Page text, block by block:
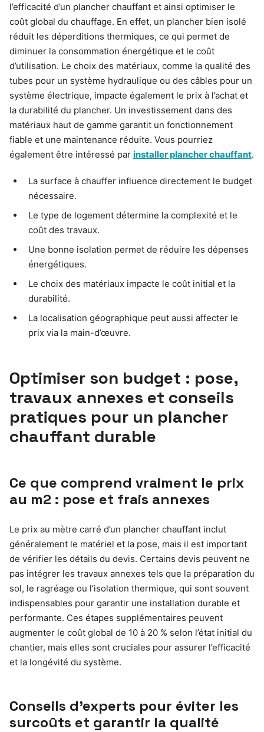
l’efficacité d’un plancher chauffant et ainsi optimiser le
coût global du chauffage. En effet, un plancher bien isolé
réduit les déperditions thermiques, ce qui permet de
diminuer la consommation énergétique et le coût
d’utilisation. Le choix des matériaux, comme la qualité des
tubes pour un système hydraulique ou des câbles pour un
système électrique, impacte également le prix à l’achat et
la durabilité du plancher. Un investissement dans des
matériaux haut de gamme garantit un fonctionnement
fiable et une maintenance réduite. Vous pourriez
également être intéressé par installer plancher chauffant.
La surface à chauffer influence directement le budget
nécessaire.
Le type de logement détermine la complexité et le
coût des travaux.
Une bonne isolation permet de réduire les dépenses
énergétiques.
Le choix des matériaux impacte le coût initial et la
durabilité.
La localisation géographique peut aussi affecter le
prix via la main-d’œuvre.
Optimiser son budget : pose,
travaux annexes et conseils
pratiques pour un plancher
chauffant durable
Ce que comprend vraiment le prix
au m2 : pose et frais annexes
Le prix au mètre carré d’un plancher chauffant inclut
généralement le matériel et la pose, mais il est important
de vérifier les détails du devis. Certains devis peuvent ne
pas intégrer les travaux annexes tels que la préparation du
sol, le ragréage ou l’isolation thermique, qui sont souvent
indispensables pour garantir une installation durable et
performante. Ces étapes supplémentaires peuvent
augmenter le coût global de 10 à 20 % selon l’état initial du
chantier, mais elles sont cruciales pour assurer l’efficacité
et la longévité du système.
Conseils d’experts pour éviter les
surcoûts et garantir la qualité